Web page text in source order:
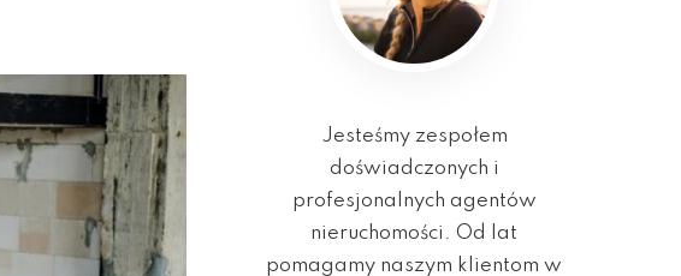
Jesteśmy zespołem
doświadczonych i
profesjonalnych agentów
nieruchomości. Od lat
pomagamy naszym klientom w